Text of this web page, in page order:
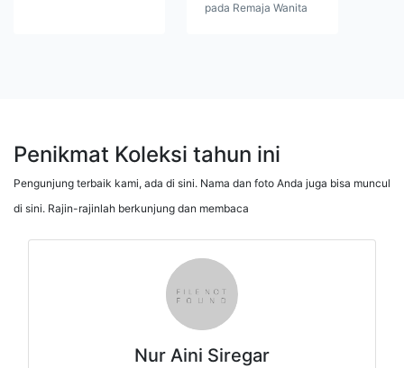
pada Remaja Wanita
Penikmat Koleksi tahun ini
Pengunjung terbaik kami, ada di sini. Nama dan foto Anda juga bisa muncul
di sini. Rajin-rajinlah berkunjung dan membaca
Nur Aini Siregar